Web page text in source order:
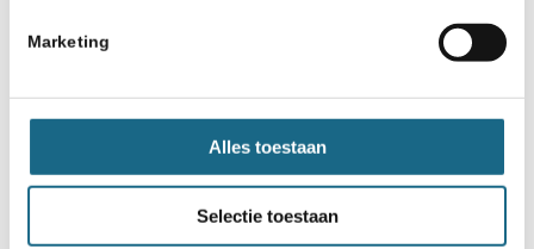
Marketing
Alles toestaan
Selectie toestaan